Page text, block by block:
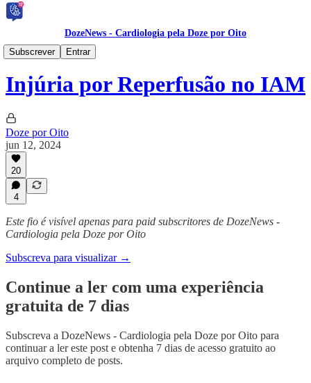
DozeNews - Cardiologia pela Doze por Oito
Subscrever
Entrar
DozeNews PRIME 🥇
Injúria por Reperfusão no IAM
Doze por Oito
jun 12, 2024
20
4
Este fio é visível apenas para paid subscritores de DozeNews -
Cardiologia pela Doze por Oito
Subscreva para visualizar →
Continue a ler com uma experiência
gratuita de 7 dias
Subscreva a DozeNews - Cardiologia pela Doze por Oito para
continuar a ler este post e obtenha 7 dias de acesso gratuito ao
arquivo completo de posts.